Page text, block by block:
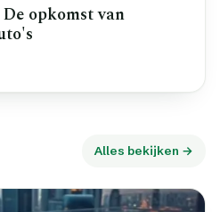
opkomst van
Alles bekijken →